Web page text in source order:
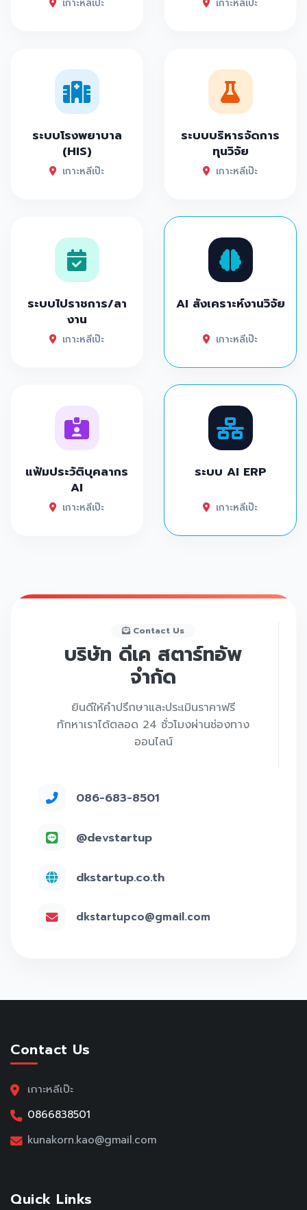
เกาะหลีเป๊ะ เกาะหลีเป๊ะ
ระบบโรงพยาบาล
(HIS)
เกาะหลีเป๊ะ
ระบบบริหารจัดการ
ทุนวิจัย
เกาะหลีเป๊ะ
ระบบไปราชการ/ลา
งาน
เกาะหลีเป๊ะ
AI สังเคราะห์งานวิจัย
เกาะหลีเป๊ะ
แฟ้มประวัติบุคลากร
AI
เกาะหลีเป๊ะ
ระบบ AI ERP
เกาะหลีเป๊ะ
Contact Us
บริษัท ดีเค สตาร์ทอัพ
จำกัด
ยินดีให้คำปรึกษาและประเมินราคาฟรี
ทักหาเราได้ตลอด 24 ชั่วโมงผ่านช่องทาง
ออนไลน์
086-683-8501
@devstartup
dkstartup.co.th
dkstartupco@gmail.com
Contact Us
เกาะหลีเป๊ะ
0866838501
kunakorn.kao@gmail.com
Quick Links